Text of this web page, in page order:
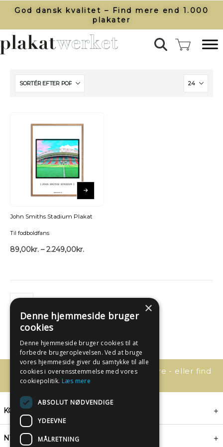
God dansk kvalitet – Find mere end 1.000
plakater​
John Smiths Stadium Plakat
Til fodboldfans
89,00kr. – 2.249,00kr.
Har du spørgsmål, så kontakt os bare - eller find
svaret her:
KONTAKT
NYHEDSBREV
×
Denne hjemmeside bruger
cookies
Denne hjemmeside bruger cookies til at
forbedre brugeroplevelsen. Ved at bruge
vores hjemmeside giver du samtykke til alle
cookies i overensstemmelse med vores
cookiepolitik. Læs mere
ABSOLUT NØDVENDIGE
YDEEVNE
MÅLRETNING